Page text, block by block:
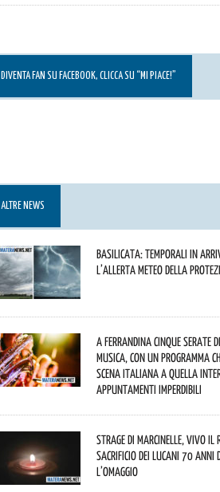
DIVENTA FAN SU FACEBOOK, CLICCA SU “MI PIACE!”
ALTRE NEWS
Basilicata: temporali in
l’allerta meteo della
A Ferrandina cinque serate
musica, con un programma
scena italiana a quella
appuntamenti imperdibili
Strage di Marcinelle, vivo il
sacrificio dei lucani 70 anni
l’omaggio